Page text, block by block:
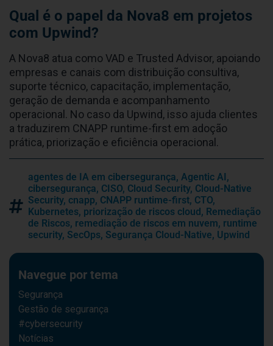
Qual é o papel da Nova8 em projetos
com Upwind?
A Nova8 atua como VAD e Trusted Advisor, apoiando
empresas e canais com distribuição consultiva,
suporte técnico, capacitação, implementação,
geração de demanda e acompanhamento
operacional. No caso da Upwind, isso ajuda clientes
a traduzirem CNAPP runtime-first em adoção
prática, priorização e eficiência operacional.
agentes de IA em cibersegurança, Agentic AI,
cibersegurança, CISO, Cloud Security, Cloud-Native
Security, cnapp, CNAPP runtime-first, CTO,
Kubernetes, priorização de riscos cloud, Remediação
de Riscos, remediação de riscos em nuvem, runtime
security, SecOps, Segurança Cloud-Native, Upwind
Navegue por tema
Segurança
Gestão de segurança
#cybersecurity
Notícias